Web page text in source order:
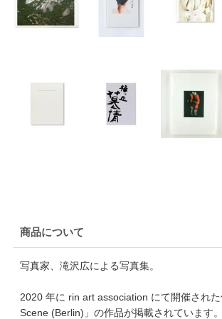
商品について
写真家、滝沢広による写真集。
2020 年に rin art association にて開催され
Scene (Berlin)」の作品が掲載されています。